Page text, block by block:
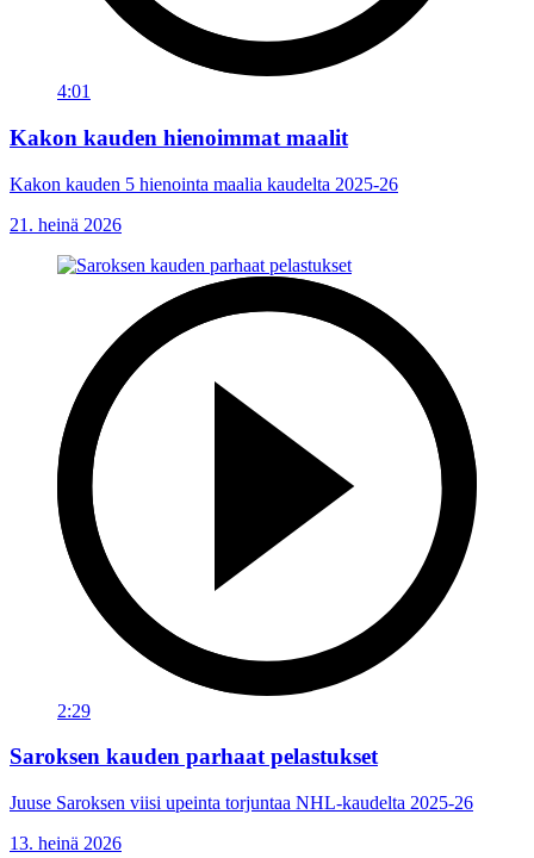
4:01
Kakon kauden hienoimmat maalit
Kakon kauden 5 hienointa maalia kaudelta 2025-26
21. heinä 2026
2:29
Saroksen kauden parhaat pelastukset
Juuse Saroksen viisi upeinta torjuntaa NHL-kaudelta 2025-26
13. heinä 2026